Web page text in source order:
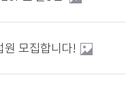
모집합니다!